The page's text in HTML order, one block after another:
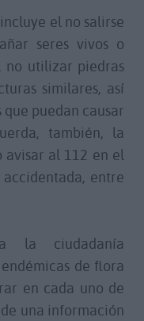
el no salirse
seres vivos o
no utilizar piedras
similares, así
puedan causar
también, la
avisar al 112 en el
entre
la ciudadanía
de flora
en cada uno de
una información